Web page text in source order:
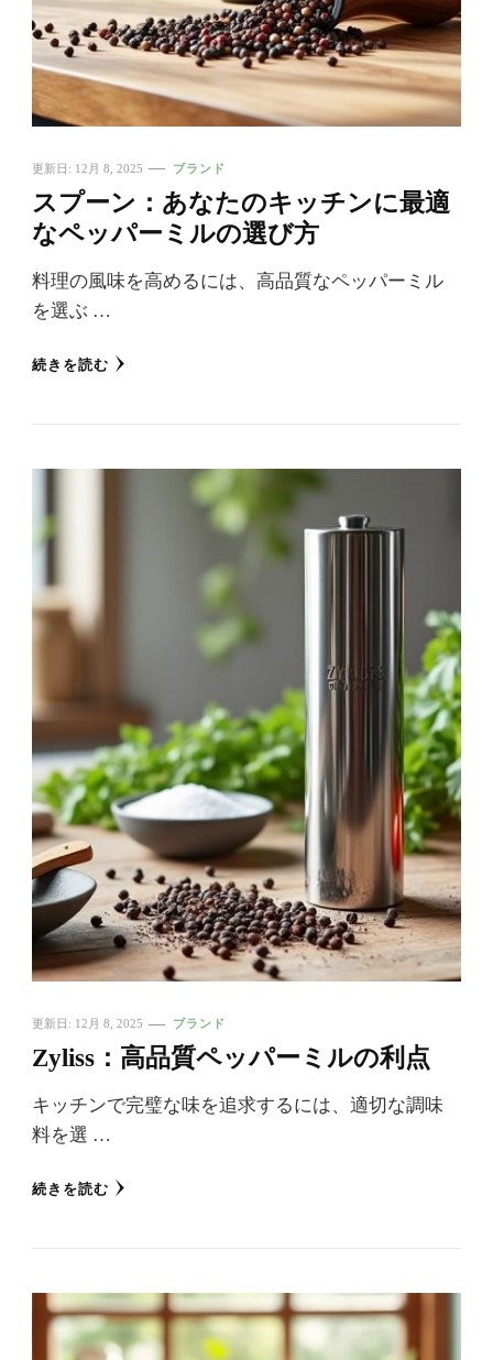
更新日: 12月 8, 2025 ブランド
スプーン：あなたのキッチンに最適
なペッパーミルの選び方
料理の風味を高めるには、高品質なペッパーミル
を選ぶ …
続きを読む
更新日: 12月 8, 2025 ブランド
Zyliss：高品質ペッパーミルの利点
キッチンで完璧な味を追求するには、適切な調味
料を選 …
続きを読む